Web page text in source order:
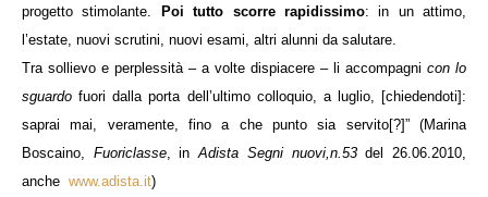
progetto stimolante. Poi tutto scorre rapidissimo: in un attimo,
l’estate, nuovi scrutini, nuovi esami, altri alunni da salutare.
Tra sollievo e perplessità – a volte dispiacere – li accompagni con lo
sguardo fuori dalla porta dell’ultimo colloquio, a luglio, [chiedendoti]:
saprai mai, veramente, fino a che punto sia servito[?]” (Marina
Boscaino, Fuoriclasse, in Adista Segni nuovi,n.53del 26.06.2010,
anche www.adista.it)